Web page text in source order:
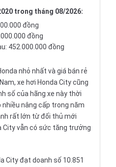
trong tháng 08/2026:
đồng
đồng
452.000.000 đồng
nhỏ nhất và giá bán rẻ
xe hơi Honda Citycũng
số của hãng xe này thời
nhiều nâng cấp trong năm
rất lớn từ đối thủ mới
City vẫn có sức tăng trưởng
City đạt doanh số 10.851